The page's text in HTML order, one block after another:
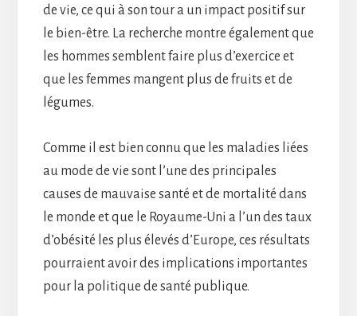
de vie, ce qui à son tour a un impact positif sur
le bien-être. La recherche montre également que
les hommes semblent faire plus d’exercice et
que les femmes mangent plus de fruits et de
légumes.
Comme il est bien connu que les maladies liées
au mode de vie sont l’une des principales
causes de mauvaise santé et de mortalité dans
le monde et que le Royaume-Uni a l’un des taux
d’obésité les plus élevés d’Europe, ces résultats
pourraient avoir des implications importantes
pour la politique de santé publique.